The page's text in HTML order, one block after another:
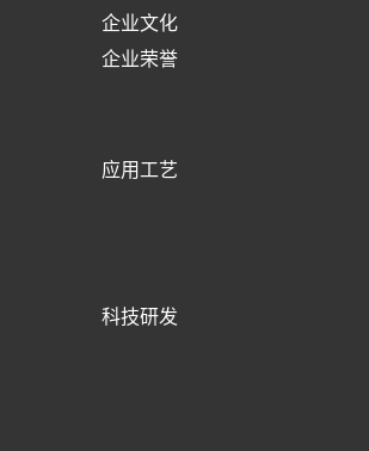
企业文化
企业荣誉
应用工艺
科技研发